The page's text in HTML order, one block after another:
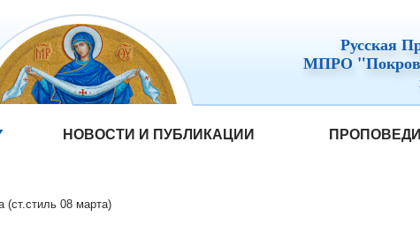
Русская
МПРО
НОВОСТИ И ПУБЛИКАЦИИ ПРОПОВЕДИ
(ст.стиль 08 марта)